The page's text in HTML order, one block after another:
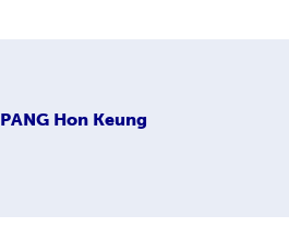
PANG Hon Keung